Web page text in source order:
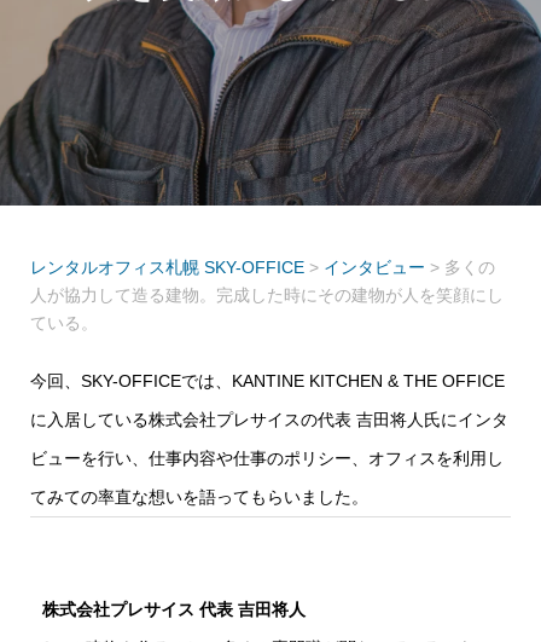
レンタルオフィス札幌 SKY-OFFICE > インタビュー > 多くの
人が協力して造る建物。完成した時にその建物が人を笑顔にし
ている。
今回、SKY-OFFICEでは、KANTINE KITCHEN & THE OFFICE
に入居している株式会社プレサイスの代表 吉田将人氏にインタ
ビューを行い、仕事内容や仕事のポリシー、オフィスを利用し
てみての率直な想いを語ってもらいました。
株式会社プレサイス 代表 吉田将人